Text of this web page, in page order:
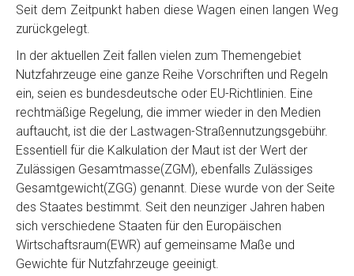
Seit dem Zeitpunkt haben diese Wagen einen langen Weg
zurückgelegt.
In der aktuellen Zeit fallen vielen zum Themengebiet
Nutzfahrzeuge eine ganze Reihe Vorschriften und Regeln
ein, seien es bundesdeutsche oder EU-Richtlinien. Eine
rechtmäßige Regelung, die immer wieder in den Medien
auftaucht, ist die der Lastwagen-Straßennutzungsgebühr.
Essentiell für die Kalkulation der Maut ist der Wert der
Zulässigen Gesamtmasse(ZGM), ebenfalls Zulässiges
Gesamtgewicht(ZGG) genannt. Diese wurde von der Seite
des Staates bestimmt. Seit den neunziger Jahren haben
sich verschiedene Staaten für den Europäischen
Wirtschaftsraum(EWR) auf gemeinsame Maße und
Gewichte für Nutzfahrzeuge geeinigt.